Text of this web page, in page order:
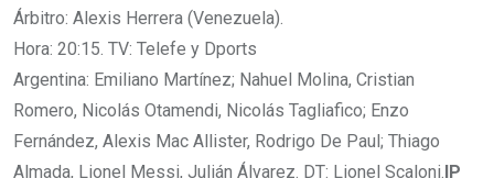
Árbitro: Alexis Herrera (Venezuela).
Hora: 20:15. TV: Telefe y Dports
Argentina: Emiliano Martínez; Nahuel Molina, Cristian
Romero, Nicolás Otamendi, Nicolás Tagliafico; Enzo
Fernández, Alexis Mac Allister, Rodrigo De Paul; Thiago
Almada, Lionel Messi, Julián Álvarez. DT: Lionel Scaloni. IP